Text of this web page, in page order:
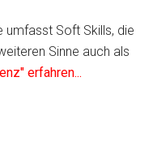
umfasst Soft Skills, die
Sinne auch als
erfahren...